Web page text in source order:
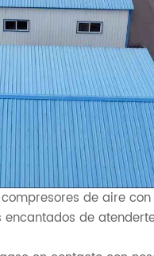
de aire
de